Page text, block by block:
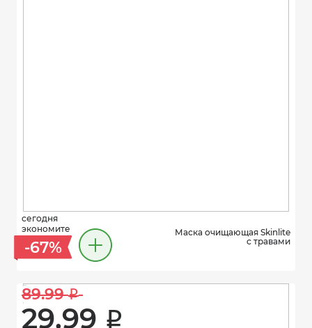
сегодня
экономите
-67%
Маска очищающая Skinlite
с травами
89.99 i
29.99 i